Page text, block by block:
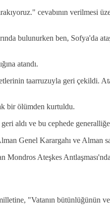
cevabının verilmesi
bulunurken ben, Sofya'da
atandı.
taarruzuyla geri çekildi.
bir ölümden kurtuldu.
aldı ve bu cephede
Genel Karargahı ve Alman
Ateşkes
"Vatanın bütünlüğünün ve